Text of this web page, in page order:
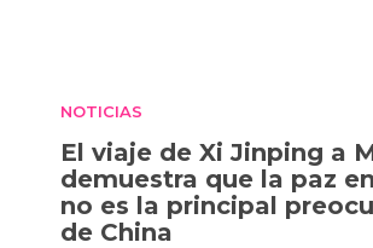
NOTICIAS
El viaje de Xi Jinping a
demuestra que la paz
no es la principal
de China